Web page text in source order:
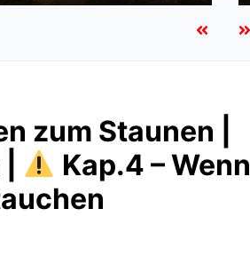
zum Staunen |
Kap.4 – Wenn